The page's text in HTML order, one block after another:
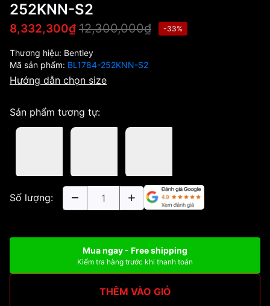
252KNN-S2
8,332,300₫ 12,300,000₫ -33%
Thương hiệu: Bentley
Mã sản phẩm: BL1784-252KNN-S2
Hướng dẫn chọn size
Sản phẩm tương tự:
Số lượng:
Mua ngay - Free shipping
Kiểm tra hàng trước khi thanh toán
THÊM VÀO GIỎ